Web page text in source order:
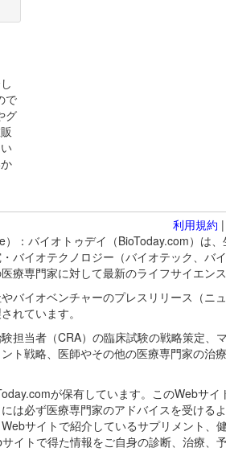
で
グ
利用規約 |
：バイオトゥデイ（BioToday.com）は
バイオテクノロジー（バイオテック、
療専門家に対して最新のライフサイエン
バイオベンチャーのプレスリリース（
れています。
担当者（CRA）の臨床試験の戦略策定
ト戦略、医師やその他の医療専門家の
が保有しています。このWebサ
は必ず医療専門家のアドバイスを受け
サイトで紹介しているサプリメント
イトで得た情報をご自身の診断、治療